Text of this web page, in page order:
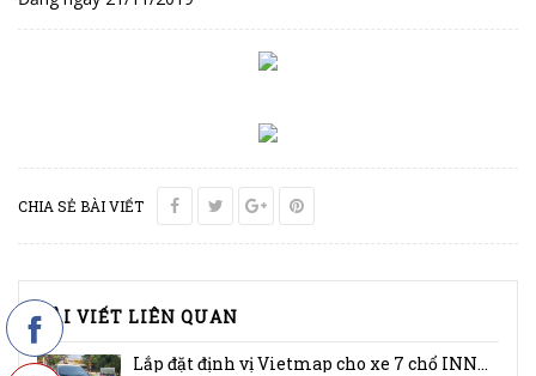
CHIA SẺ BÀI VIẾT
BÀI VIẾT LIÊN QUAN
Lắp đặt định vị Vietmap cho xe 7 chổ INNOVA